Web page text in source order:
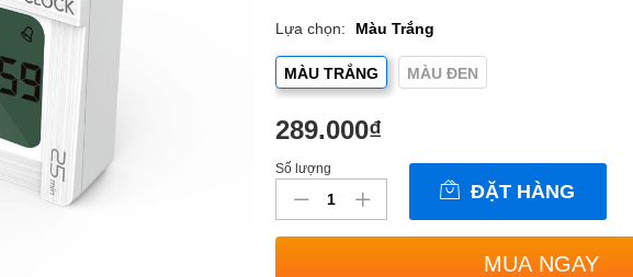
Lựa chọn: Màu Trắng
MÀU TRẮNG MÀU ĐEN
289.000₫
Đồng
đa
Số lượng
ĐẶT HÀNG
MUA NGAY